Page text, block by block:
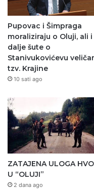
Pupovac i Šimpraga
moraliziraju o Oluji, ali i
dalje šute o
Stanivukovićevu
tzv. Krajine
10 sati ago
ZATAJENA ULOGA
U “OLUJI”
2 dana ago